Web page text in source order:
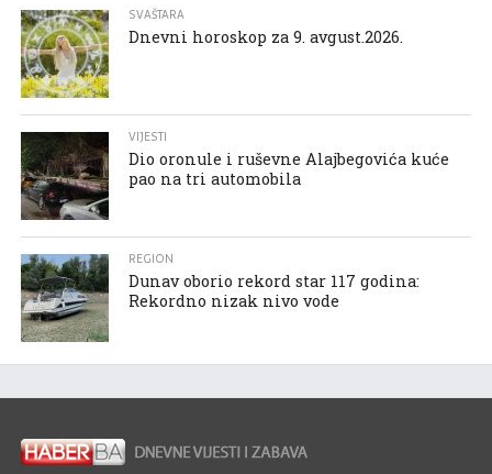
SVAŠTARA
Dnevni horoskop za 9. avgust.2026.
VIJESTI
Dio oronule i ruševne Alajbegovića kuće
pao na tri automobila
REGION
Dunav oborio rekord star 117 godina:
Rekordno nizak nivo vode